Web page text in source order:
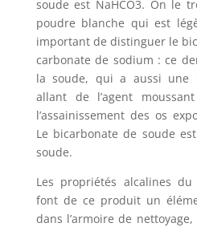
soude est NaHCO3. On le
poudre blanche qui est
important de distinguer le
carbonate de sodium : ce
la soude, qui a aussi une
allant de l’agent
l’assainissement des os
Le bicarbonate de soude
soude.
Les propriétés alcalines
font de ce produit un
dans l’armoire de